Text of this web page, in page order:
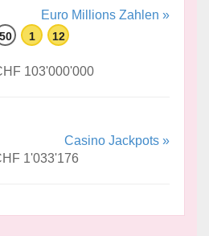
Euro Millions Zahlen »
50 1 12
103'000'000
Casino Jackpots »
1'033'176